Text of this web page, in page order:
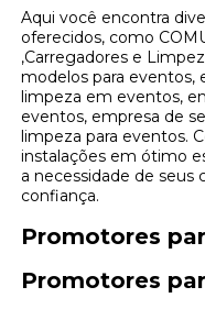
Aqui você encontra
oferecidos, como
,Carregadores e
modelos para eventos,
limpeza em eventos,
eventos, empresa de
limpeza para eventos.
instalações em ótimo
a necessidade de seus
confiança.
Promotores
Promotores